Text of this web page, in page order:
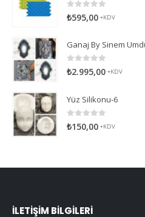
0
₺595,00 +KDV
0 5 üzerinden
₺2.995,00 +KDV
Yüz Silikonu-6
0 5 üzerinden
₺150,00 +KDV
İLETIŞIM BILGILERI